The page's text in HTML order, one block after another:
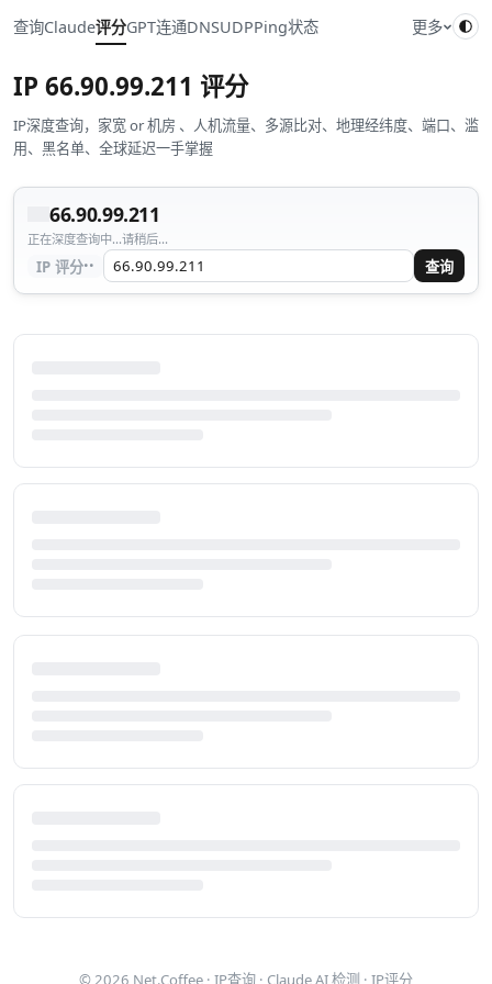
查询Claude评分GPT连通DNSUDPPing状态 更多
IP 66.90.99.211 评分
IP深度查询，家宽 or 机房 、人机流量、多源比对、地理经纬度、端口、滥
用、黑名单、全球延迟一手掌握
66.90.99.211
正在深度查询中...请稍后...
IP 评分·· 查询
© 2026 Net.Coffee · IP查询 · Claude AI 检测 · IP评分